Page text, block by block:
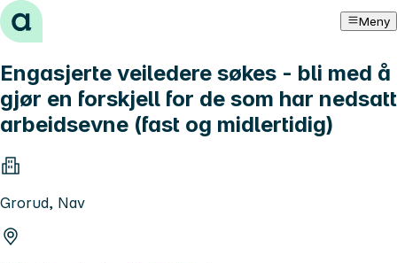
Hopp til innhold Meny
Engasjerte veiledere søkes - bli med å
gjør en forskjell for de som har nedsatt
arbeidsevne (fast og midlertidig)
Grorud, Nav